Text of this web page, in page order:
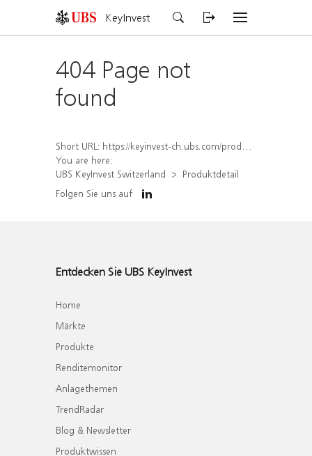
KeyInvest
404 Page not
found
Short URL: https://keyinvest-ch.ubs.com/produkt/detail/index/isin/CH1562158753
You are here:
UBS KeyInvest Switzerland
Produktdetail
Folgen Sie uns auf
Entdecken Sie UBS KeyInvest
Home
Märkte
Produkte
Renditemonitor
Anlagethemen
TrendRadar
Blog & Newsletter
Produktwissen